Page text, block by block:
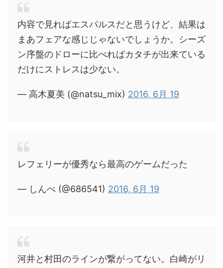
内容で見ればエスパルスだと思うけど、結果は
まあフェアな感じじゃないでしょうか。シーズ
ン序盤のドローに比べればカタチが出来ている
だけにストレスは少ない。
— 高木夏美 (@natsu_mix) 2016, 6月 19
レフェリーが優秀なら最高のゲームだった
— しんぺ (@686541) 2016, 6月 19
河井と村田のラインが繋がってない。白崎がリ